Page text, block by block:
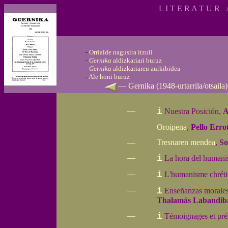
L I T E R A T U R
- Orrialde nagusira itzuli
- Gernika aldizkariari buruz
- Gernika aldizkariaren aurkibidea
-Ale honi buruz
— Gernika (1948-urtarrila/otsaila)
— i Nuestra Posición,
—
Oroipena, Pello
—
Tresnaren mendea,
—
i La hora del
—
i L'humanisme
—
i Enseñanzas
Thalamás
—
i Témoignages et